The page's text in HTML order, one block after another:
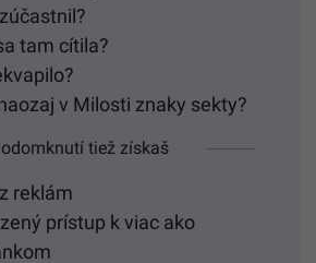
tam cítila?
v Milosti znaky sekty?
tiež získaš
reklám
prístup k viac ako